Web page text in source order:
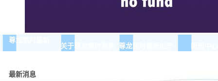
尊龙凯时最新
关于尊龙凯时最新
尊龙凯时最新的产
新闻中心
最新消息